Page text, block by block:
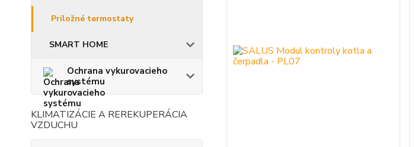
Príložné termostaty
SMART HOME
Ochrana vykurovacieho
systému
KLIMATIZÁCIE A REREKUPERÁCIA
VZDUCHU